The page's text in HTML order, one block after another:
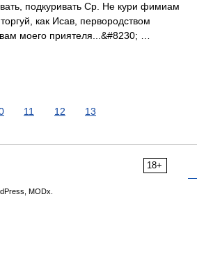
подкуривать Ср. Не кури фимиам
как Исав, первородством
моего приятеля...&#8230; …
11 12 13
18+
MODx.